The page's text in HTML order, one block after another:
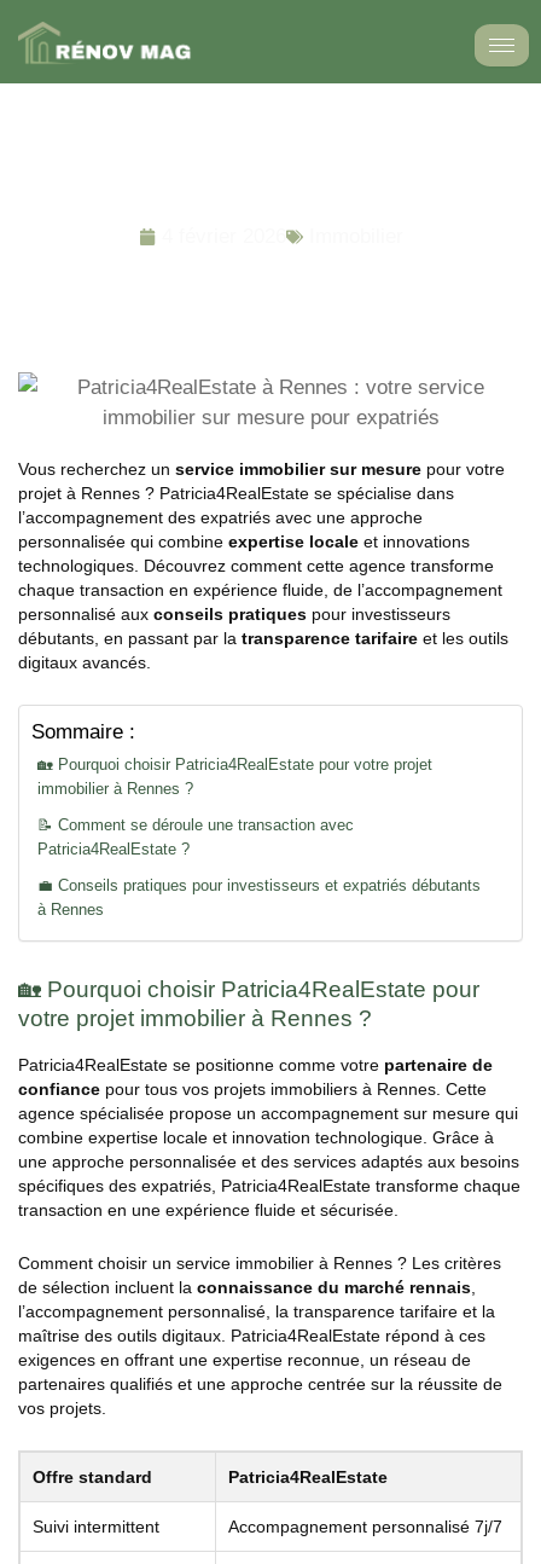
au
Vous recherchez un service immobilier sur mesure pour votre
projet à Rennes ? Patricia4RealEstate se spécialise dans
l’accompagnement des expatriés avec une approche
personnalisée qui combine expertise locale et innovations
technologiques. Découvrez comment cette agence transforme
chaque transaction en expérience fluide, de l’accompagnement
personnalisé aux conseils pratiques pour investisseurs
débutants, en passant par la transparence tarifaire et les outils
digitaux avancés.
Sommaire :
🏡 Pourquoi choisir Patricia4RealEstate pour votre projet
immobilier à Rennes ?
📝 Comment se déroule une transaction avec
Patricia4RealEstate ?
💼 Conseils pratiques pour investisseurs et expatriés débutants
à Rennes
🏡 Pourquoi choisir Patricia4RealEstate pour
votre projet immobilier à Rennes ?
Patricia4RealEstate se positionne comme votre partenaire de
confiance pour tous vos projets immobiliers à Rennes. Cette
agence spécialisée propose un accompagnement sur mesure qui
combine expertise locale et innovation technologique. Grâce à
une approche personnalisée et des services adaptés aux besoins
spécifiques des expatriés, Patricia4RealEstate transforme chaque
transaction en une expérience fluide et sécurisée.
Comment choisir un service immobilier à Rennes ? Les critères
de sélection incluent la connaissance du marché rennais
l’accompagnement personnalisé, la transparence tarifaire et la
maîtrise des outils digitaux. Patricia4RealEstate répond à ces
exigences en offrant une expertise reconnue, un réseau de
partenaires qualifiés et une approche centrée sur la réussite de
vos projets.
Offre standard Patricia4RealEstate
Suivi intermittent Accompagnement personnalisé 7j/7